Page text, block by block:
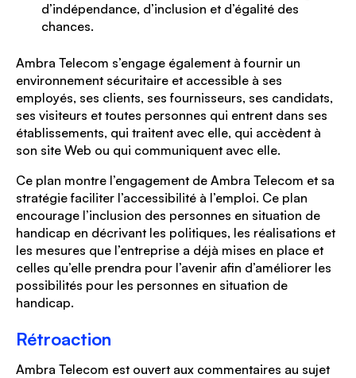
d’indépendance, d’inclusion et d’égalité des
chances.
Ambra Telecom s’engage également à fournir un
environnement sécuritaire et accessible à ses
employés, ses clients, ses fournisseurs, ses candidats,
ses visiteurs et toutes personnes qui entrent dans ses
établissements, qui traitent avec elle, qui accèdent à
son site Web ou qui communiquent avec elle.
Ce plan montre l’engagement de Ambra Telecom et sa
stratégie faciliter l’accessibilité à l’emploi. Ce plan
encourage l’inclusion des personnes en situation de
handicap en décrivant les politiques, les réalisations et
les mesures que l’entreprise a déjà mises en place et
celles qu’elle prendra pour l’avenir afin d’améliorer les
possibilités pour les personnes en situation de
handicap.
Rétroaction
Ambra Telecom est ouvert aux commentaires au sujet